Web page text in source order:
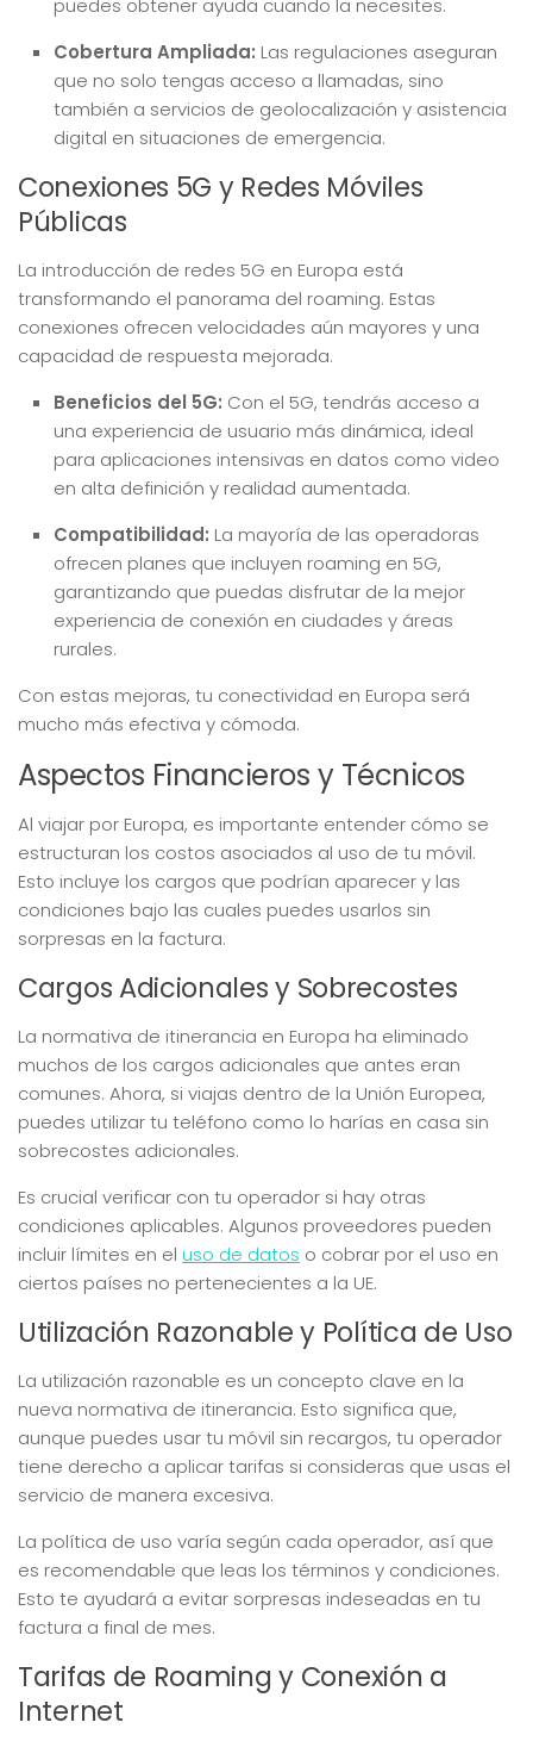
puedes obtener ayuda cuando la necesites.
Cobertura Ampliada: Las regulaciones aseguran
que no solo tengas acceso a llamadas, sino
también a servicios de geolocalización y asistencia
digital en situaciones de emergencia.
Conexiones 5G y Redes Móviles
Públicas
La introducción de redes 5G en Europa está
transformando el panorama del roaming. Estas
conexiones ofrecen velocidades aún mayores y una
capacidad de respuesta mejorada.
Beneficios del 5G: Con el 5G, tendrás acceso a
una experiencia de usuario más dinámica, ideal
para aplicaciones intensivas en datos como video
en alta definición y realidad aumentada.
Compatibilidad: La mayoría de las operadoras
ofrecen planes que incluyen roaming en 5G,
garantizando que puedas disfrutar de la mejor
experiencia de conexión en ciudades y áreas
rurales.
Con estas mejoras, tu conectividad en Europa será
mucho más efectiva y cómoda.
Aspectos Financieros y Técnicos
Al viajar por Europa, es importante entender cómo se
estructuran los costos asociados al uso de tu móvil.
Esto incluye los cargos que podrían aparecer y las
condiciones bajo las cuales puedes usarlos sin
sorpresas en la factura.
Cargos Adicionales y Sobrecostes
La normativa de itinerancia en Europa ha eliminado
muchos de los cargos adicionales que antes eran
comunes. Ahora, si viajas dentro de la Unión Europea,
puedes utilizar tu teléfono como lo harías en casa sin
sobrecostes adicionales.
Es crucial verificar con tu operador si hay otras
condiciones aplicables. Algunos proveedores pueden
incluir límites en el uso de datos o cobrar por el uso en
ciertos países no pertenecientes a la UE.
Utilización Razonable y Política de Uso
La utilización razonable es un concepto clave en la
nueva normativa de itinerancia. Esto significa que,
aunque puedes usar tu móvil sin recargos, tu operador
tiene derecho a aplicar tarifas si consideras que usas el
servicio de manera excesiva.
La política de uso varía según cada operador, así que
es recomendable que leas los términos y condiciones.
Esto te ayudará a evitar sorpresas indeseadas en tu
factura a final de mes.
Tarifas de Roaming y Conexión a
Internet